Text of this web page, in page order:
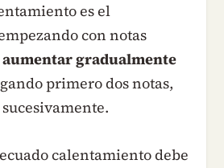
es el
con notas
aumentar gradualmente
primero dos notas,
calentamiento debe